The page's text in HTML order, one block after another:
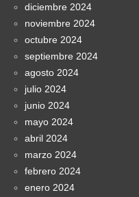
diciembre 2024
noviembre 2024
octubre 2024
septiembre 2024
agosto 2024
julio 2024
junio 2024
mayo 2024
abril 2024
marzo 2024
febrero 2024
enero 2024